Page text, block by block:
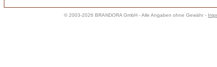
© 2003-2026 BRANDORA GmbH - Alle Angaben ohne Gewähr -